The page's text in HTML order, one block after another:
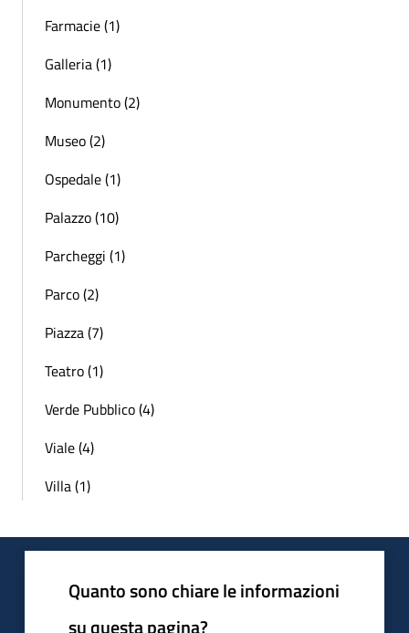
Farmacie (1)
Galleria (1)
Monumento (2)
Museo (2)
Ospedale (1)
Palazzo (10)
Parcheggi (1)
Parco (2)
Piazza (7)
Teatro (1)
Verde Pubblico (4)
Viale (4)
Villa (1)
Quanto sono chiare le informazioni
su questa pagina?